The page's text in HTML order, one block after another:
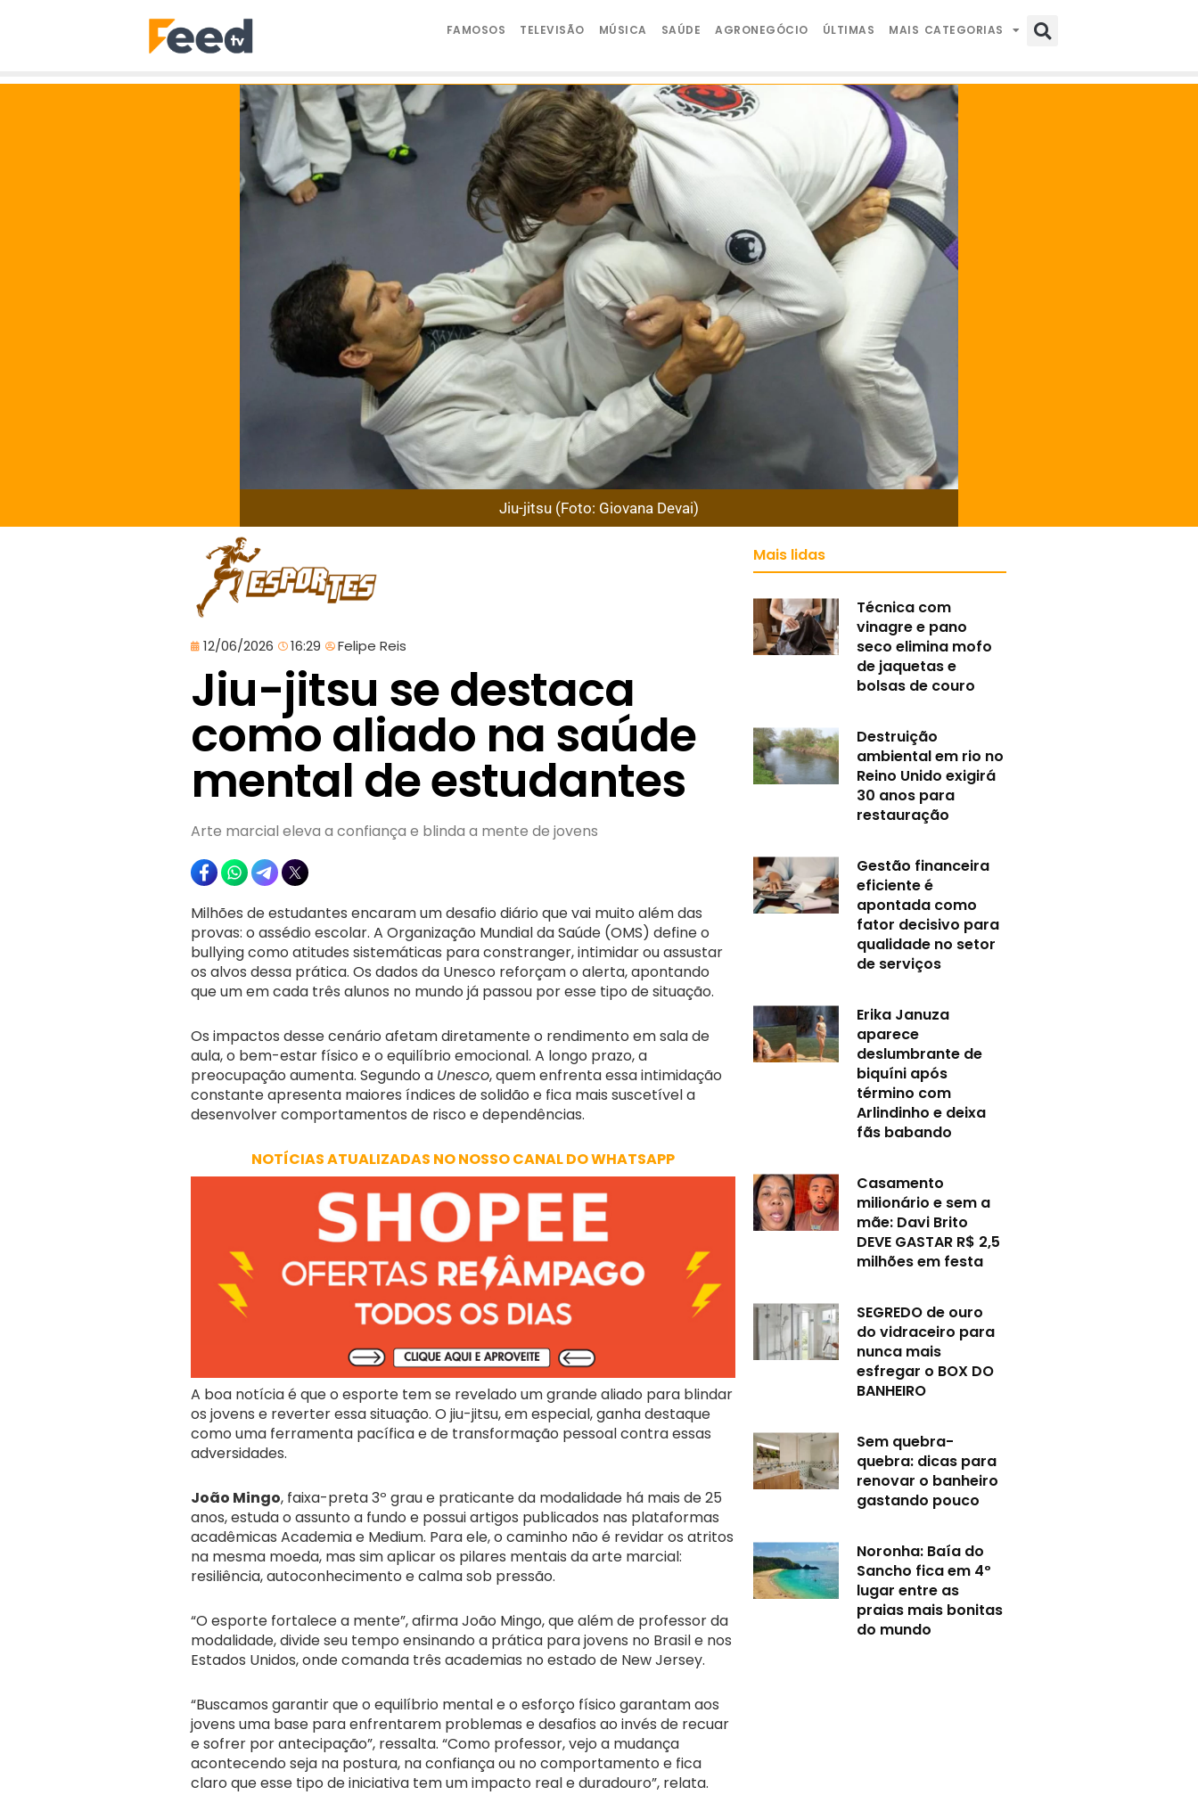
FAMOSOS TELEVISÃO MÚSICA SAÚDE AGRONEGÓCIO ÚLTIMAS MAIS CATEGORIAS
Jiu-jitsu (Foto: Giovana Devai)
12/06/2026 16:29 Felipe Reis
Jiu-jitsu se destaca
como aliado na saúde
mental de estudantes
Arte marcial eleva a confiança e blinda a mente de jovens
Milhões de estudantes encaram um desafio diário que vai muito além das
provas: o assédio escolar. A Organização Mundial da Saúde (OMS) define o
bullying como atitudes sistemáticas para constranger, intimidar ou assustar
os alvos dessa prática. Os dados da Unesco reforçam o alerta, apontando
que um em cada três alunos no mundo já passou por esse tipo de situação.
Os impactos desse cenário afetam diretamente o rendimento em sala de
aula, o bem-estar físico e o equilíbrio emocional. A longo prazo, a
preocupação aumenta. Segundo a Unesco, quem enfrenta essa intimidação
constante apresenta maiores índices de solidão e fica mais suscetível a
desenvolver comportamentos de risco e dependências.
NOTÍCIAS ATUALIZADAS NO NOSSO CANAL DO WHATSAPP
A boa notícia é que o esporte tem se revelado um grande aliado para blindar
os jovens e reverter essa situação. O jiu-jitsu, em especial, ganha destaque
como uma ferramenta pacífica e de transformação pessoal contra essas
adversidades.
João Mingo, faixa-preta 3º grau e praticante da modalidade há mais de 25
anos, estuda o assunto a fundo e possui artigos publicados nas plataformas
acadêmicas Academia e Medium. Para ele, o caminho não é revidar os atritos
na mesma moeda, mas sim aplicar os pilares mentais da arte marcial:
resiliência, autoconhecimento e calma sob pressão.
“O esporte fortalece a mente”, afirma João Mingo, que além de professor da
modalidade, divide seu tempo ensinando a prática para jovens no Brasil e nos
Estados Unidos, onde comanda três academias no estado de New Jersey.
“Buscamos garantir que o equilíbrio mental e o esforço físico garantam aos
jovens uma base para enfrentarem problemas e desafios ao invés de recuar
e sofrer por antecipação”, ressalta. “Como professor, vejo a mudança
acontecendo seja na postura, na confiança ou no comportamento e fica
claro que esse tipo de iniciativa tem um impacto real e duradouro”, relata.
Mais lidas
Técnica com
vinagre e pano
seco elimina mofo
de jaquetas e
bolsas de couro
Destruição
ambiental em rio no
Reino Unido exigirá
30 anos para
restauração
Gestão financeira
eficiente é
apontada como
fator decisivo para
qualidade no setor
de serviços
Erika Januza
aparece
deslumbrante de
biquíni após
término com
Arlindinho e deixa
fãs babando
Casamento
milionário e sem a
mãe: Davi Brito
DEVE GASTAR R$ 2,5
milhões em festa
SEGREDO de ouro
do vidraceiro para
nunca mais
esfregar o BOX DO
BANHEIRO
Sem quebra-
quebra: dicas para
renovar o banheiro
gastando pouco
Noronha: Baía do
Sancho fica em 4º
lugar entre as
praias mais bonitas
do mundo